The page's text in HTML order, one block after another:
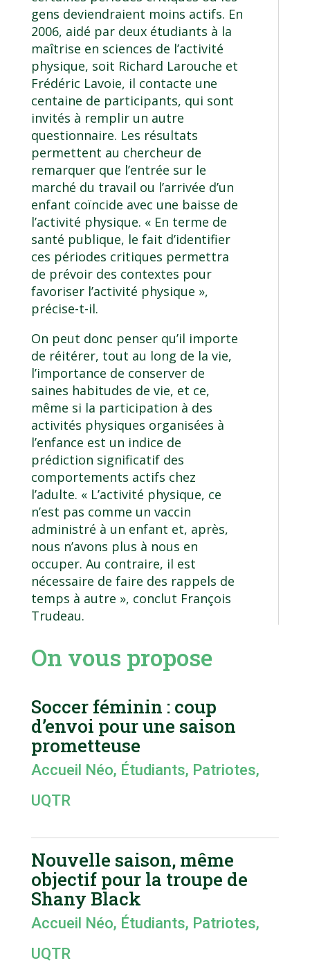
gens deviendraient moins actifs. En
2006, aidé par deux étudiants à la
maîtrise en sciences de l’activité
physique, soit Richard Larouche et
Frédéric Lavoie, il contacte une
centaine de participants, qui sont
invités à remplir un autre
questionnaire. Les résultats
permettent au chercheur de
remarquer que l’entrée sur le
marché du travail ou l’arrivée d’un
enfant coïncide avec une baisse de
l’activité physique. « En terme de
santé publique, le fait d’identifier
ces périodes critiques permettra
de prévoir des contextes pour
favoriser l’activité physique »,
précise-t-il.
On peut donc penser qu’il importe
de réitérer, tout au long de la vie,
l’importance de conserver de
saines habitudes de vie, et ce,
même si la participation à des
activités physiques organisées à
l’enfance est un indice de
prédiction significatif des
comportements actifs chez
l’adulte. « L’activité physique, ce
n’est pas comme un vaccin
administré à un enfant et, après,
nous n’avons plus à nous en
occuper. Au contraire, il est
nécessaire de faire des rappels de
temps à autre », conclut François
Trudeau.
On vous propose
Soccer féminin : coup
d’envoi pour une saison
prometteuse
Accueil Néo, Étudiants, Patriotes,
UQTR
Nouvelle saison, même
objectif pour la troupe de
Shany Black
Accueil Néo, Étudiants, Patriotes,
UQTR